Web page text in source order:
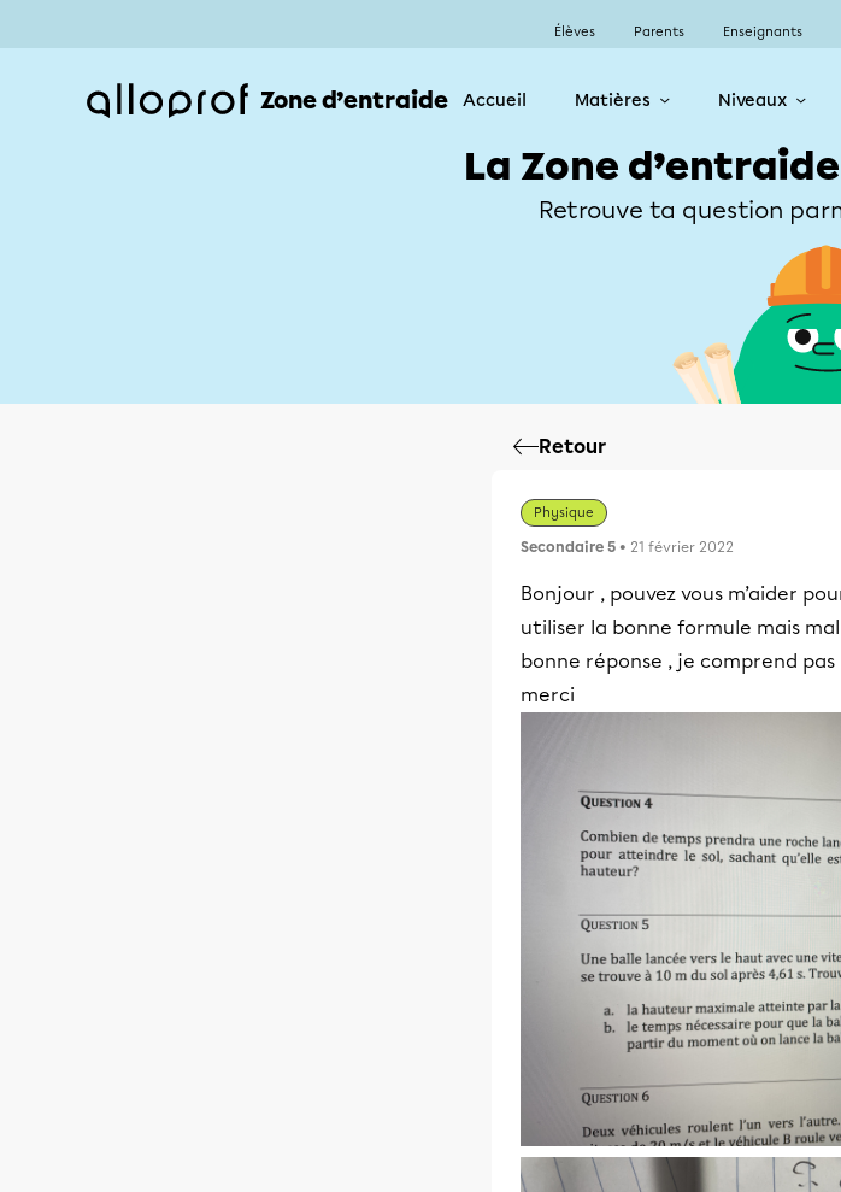
Élèves Parents Enseignants
Zone d’entraide Accueil Matières Niveaux
La Zone
Retrouve ta question
Retour
Physique
Secondaire 5 • 21 février 2022
Bonjour , pouvez vous m’aider
utiliser la bonne formule mais
bonne réponse , je comprend
merci